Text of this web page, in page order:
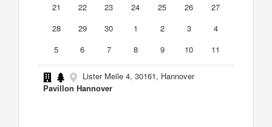
21
22 23 24 25 26
27
28
29 30 1 2 3
4
5
6 7 8 9 10 11
Lister Meile 4, 30161, Hannover
Pavillon Hannover